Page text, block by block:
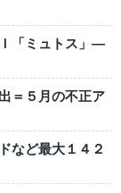
「ミュトス」―
＝５月の不正ア
など最大１４２